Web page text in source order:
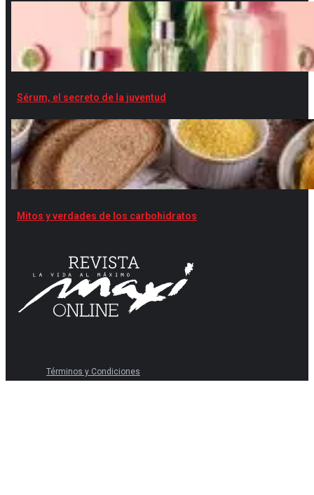
Sérum, el secreto de la juventud
Mitos y verdades de los carbohidratos
Términos y Condiciones